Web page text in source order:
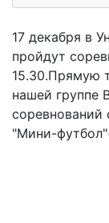
17 декабря в
пройдут
15.30.Прямую
нашей группе
соревнований
"Мини-